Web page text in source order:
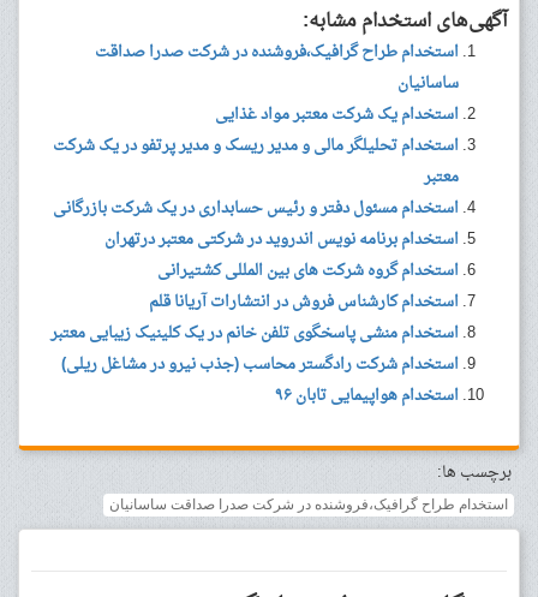
آگهی‌های استخدام مشابه:
استخدام طراح گرافیک،فروشنده در شرکت صدرا صداقت
ساسانیان
استخدام یک شرکت معتبر مواد غذایی
استخدام تحلیلگر مالی و مدیر ریسک و مدیر پرتفو در یک شرکت
معتبر
استخدام مسئول دفتر و رئیس حسابداری در یک شرکت بازرگانی
استخدام برنامه نویس اندروید در شرکتی معتبر درتهران
استخدام گروه شرکت های بین المللی کشتیرانی
استخدام کارشناس فروش در انتشارات آریانا قلم
استخدام منشی پاسخگوی تلفن خانم در یک کلینیک زیبایی معتبر
استخدام شرکت رادگستر محاسب (جذب نیرو در مشاغل ریلی)
استخدام هواپیمایی تابان ۹۶
برچسب ها:
استخدام طراح گرافیک،فروشنده در شرکت صدرا صداقت ساسانیان